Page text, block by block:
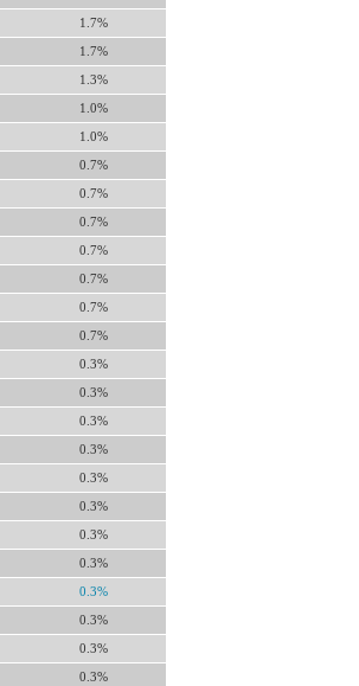
1.7%
1.7%
1.3%
1.0%
1.0%
0.7%
0.7%
0.7%
0.7%
0.7%
0.7%
0.7%
0.3%
0.3%
0.3%
0.3%
0.3%
0.3%
0.3%
0.3%
0.3%
0.3%
0.3%
0.3%